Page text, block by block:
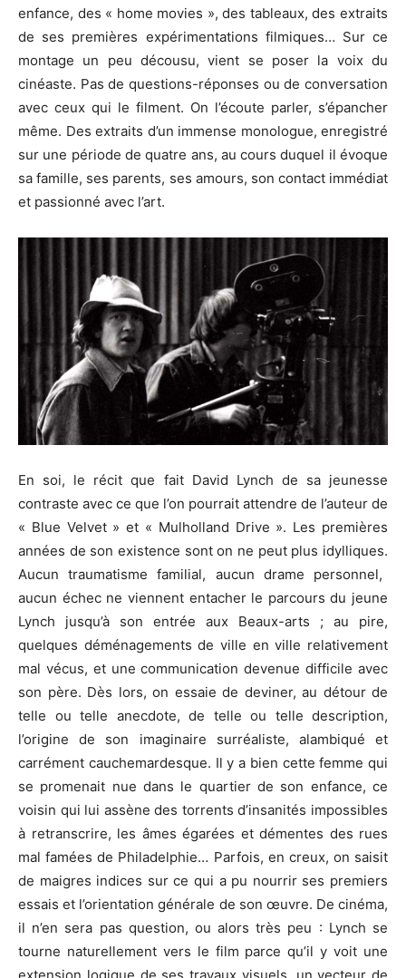
enfance, des « home movies », des tableaux, des extraits
de ses premières expérimentations filmiques… Sur ce
montage un peu décousu, vient se poser la voix du
cinéaste. Pas de questions-réponses ou de conversation
avec ceux qui le filment. On l’écoute parler, s’épancher
même. Des extraits d’un immense monologue, enregistré
sur une période de quatre ans, au cours duquel il évoque
sa famille, ses parents, ses amours, son contact immédiat
et passionné avec l’art.
En soi, le récit que fait David Lynch de sa jeunesse
contraste avec ce que l’on pourrait attendre de l’auteur de
« Blue Velvet » et « Mulholland Drive ». Les premières
années de son existence sont on ne peut plus idylliques.
Aucun traumatisme familial, aucun drame personnel,
aucun échec ne viennent entacher le parcours du jeune
Lynch jusqu’à son entrée aux Beaux-arts ; au pire,
quelques déménagements de ville en ville relativement
mal vécus, et une communication devenue difficile avec
son père. Dès lors, on essaie de deviner, au détour de
telle ou telle anecdote, de telle ou telle description,
l’origine de son imaginaire surréaliste, alambiqué et
carrément cauchemardesque. Il y a bien cette femme qui
se promenait nue dans le quartier de son enfance, ce
voisin qui lui assène des torrents d’insanités impossibles
à retranscrire, les âmes égarées et démentes des rues
mal famées de Philadelphie… Parfois, en creux, on saisit
de maigres indices sur ce qui a pu nourrir ses premiers
essais et l’orientation générale de son œuvre. De cinéma,
il n’en sera pas question, ou alors très peu : Lynch se
tourne naturellement vers le film parce qu’il y voit une